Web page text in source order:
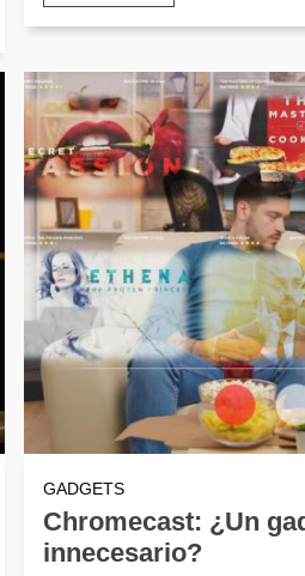
GADGETS
Chromecast: ¿Un
innecesario?